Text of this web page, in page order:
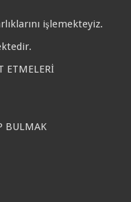
işlemekteyiz.
ETMELERİ
BULMAK